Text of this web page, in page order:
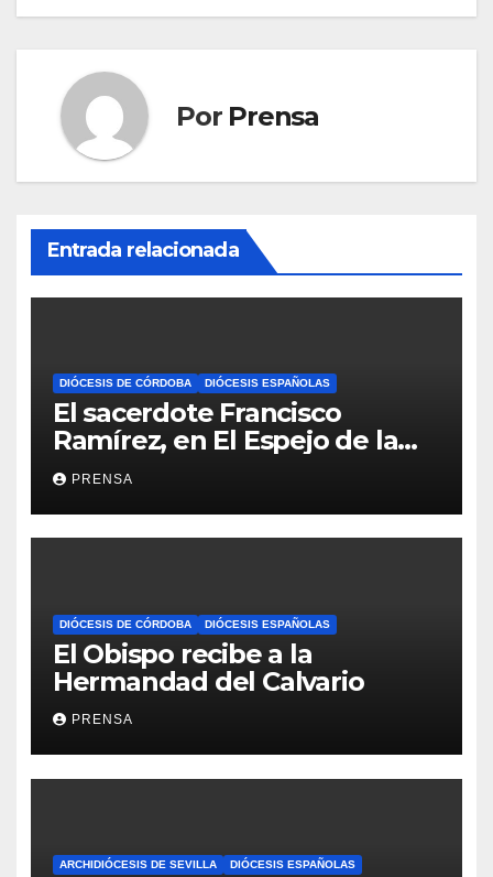
Por Prensa
Entrada relacionada
DIÓCESIS DE CÓRDOBA DIÓCESIS ESPAÑOLAS
El sacerdote Francisco
Ramírez, en El Espejo de la
Iglesia
PRENSA
DIÓCESIS DE CÓRDOBA DIÓCESIS ESPAÑOLAS
El Obispo recibe a la
Hermandad del Calvario
PRENSA
ARCHIDIÓCESIS DE SEVILLA DIÓCESIS ESPAÑOLAS